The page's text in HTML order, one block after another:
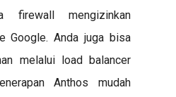
firewall mengizinkan
Google. Anda juga bisa
melalui load balancer
Anthos mudah